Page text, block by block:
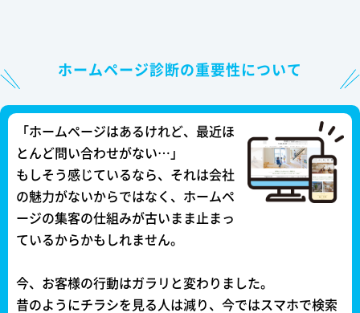
ホームページ診断の重要性について
「ホームページはあるけれど、最近ほ
とんど問い合わせがない…」
もしそう感じているなら、それは会社
の魅力がないからではなく、ホームペ
ージの集客の仕組みが古いまま止まっ
ているからかもしれません。
今、お客様の行動はガラリと変わりました。
昔のようにチラシを見る人は減り、今ではスマホで検索